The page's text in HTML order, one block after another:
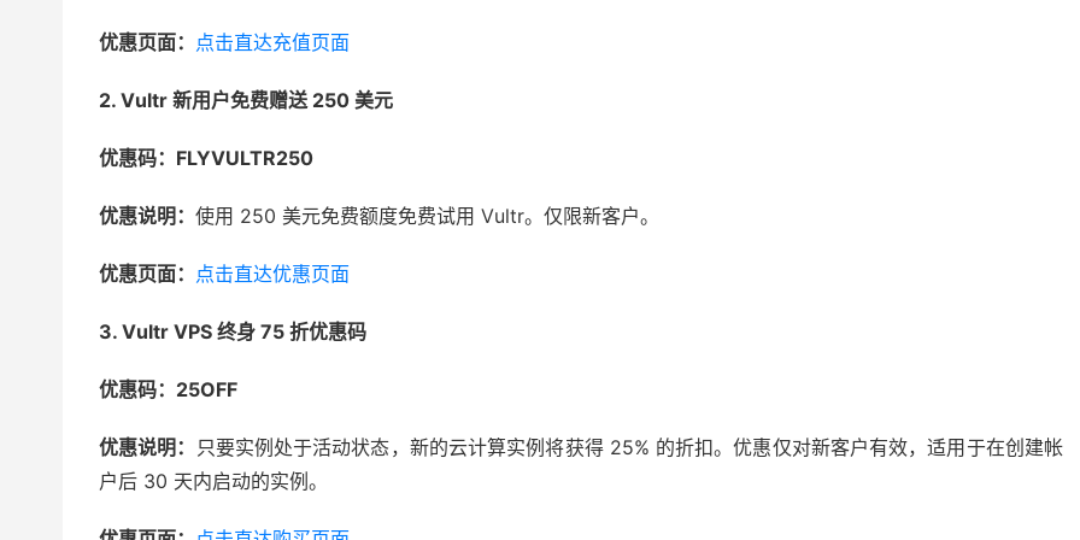
优惠页面： 点击直达充值页面
2. Vultr 新用户免费赠送 250 美元
优惠码：FLYVULTR250
优惠说明： 使用 250 美元免费额度免费试用 Vultr。仅限新客户。
优惠页面： 点击直达优惠页面
3. Vultr VPS 终身 75 折优惠码
优惠码：25OFF
优惠说明：
只要实例处于活动状态，新的云计算实例将获得 25% 的折扣。优惠仅对新客户有效，适用于在创建帐
户后 30 天内启动的实例。